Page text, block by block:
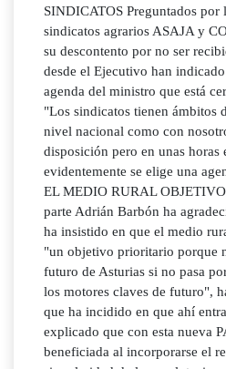
SINDICATOS Preguntados por
sindicatos agrarios ASAJA y
su descontento por no ser
desde el Ejecutivo han
agenda del ministro que está
"Los sindicatos tienen ámbitos
nivel nacional como con
disposición pero en unas horas
evidentemente se elige una
EL MEDIO RURAL
parte Adrián Barbón ha
ha insistido en que el medio
"un objetivo prioritario porque
futuro de Asturias si no pasa
los motores claves de futuro",
que ha incidido en que ahí
explicado que con esta nueva
beneficiada al incorporarse el